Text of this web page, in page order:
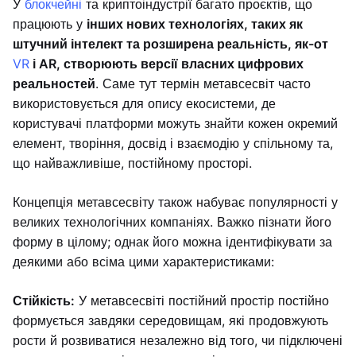
У блокчейні та криптоіндустрії багато проєктів, що
працюють у інших нових технологіях, таких як
штучний інтелект та розширена реальність, як-от
VR і AR, створюють версії власних цифрових
реальностей. Саме тут термін метавсесвіт часто
використовується для опису екосистеми, де
користувачі платформи можуть знайти кожен окремий
елемент, творіння, досвід і взаємодію у спільному та,
що найважливіше, постійному просторі.
Концепція метавсесвіту також набуває популярності у
великих технологічних компаніях. Важко пізнати його
форму в цілому; однак його можна ідентифікувати за
деякими або всіма цими характеристиками:
Стійкість: У метавсесвіті постійний простір постійно
формується завдяки середовищам, які продовжують
рости й розвиватися незалежно від того, чи підключені